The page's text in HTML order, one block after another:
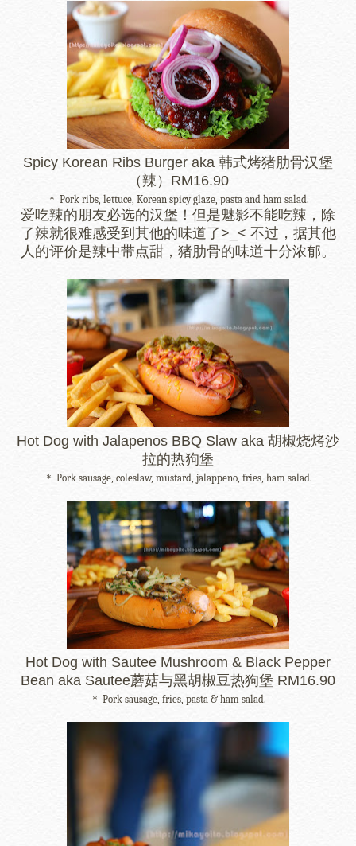
Spicy Korean Ribs Burger aka 韩式烤猪肋骨汉堡
（辣）RM16.90
＊ Pork ribs, lettuce, Korean spicy glaze, pasta and ham salad.
爱吃辣的朋友必选的汉堡！但是魅影不能吃辣，除
了辣就很难感受到其他的味道了>_< 不过，据其他
人的评价是辣中带点甜，猪肋骨的味道十分浓郁。
Hot Dog with Jalapenos BBQ Slaw aka 胡椒烧烤沙
拉的热狗堡
＊ Pork sausage, coleslaw, mustard, jalappeno, fries, ham salad.
Hot Dog with Sautee Mushroom & Black Pepper
Bean aka Sautee蘑菇与黑胡椒豆热狗堡 RM16.90
＊ Pork sausage, fries, pasta & ham salad.